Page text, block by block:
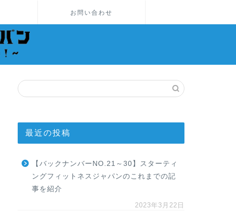
お問い合わせ
最近の投稿
【バックナンバーNO.21～30】スターティ
ングフィットネスジャパンのこれまでの記
事を紹介
2023年3月22日